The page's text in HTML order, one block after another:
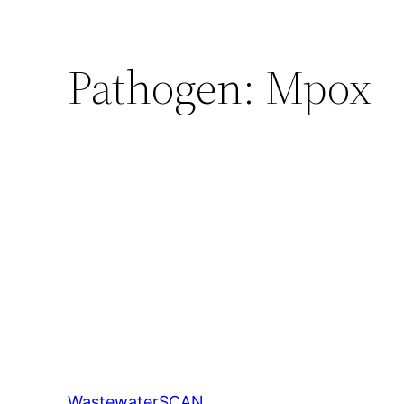
Pathogen: Mpox